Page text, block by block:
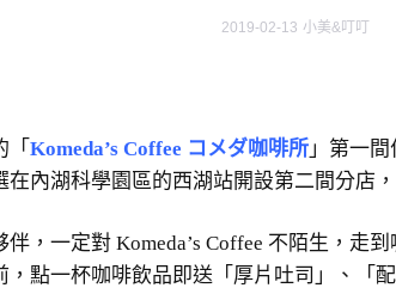
2019-02-13 小美&叮叮
「 Komeda’s Coffee コメダ咖啡所 」第一
在內湖科學園區的西湖站開設第二間分店
，一定對 Komeda’s Coffee 不陌生，走
，點一杯咖啡飲品即送「厚片吐司」、「